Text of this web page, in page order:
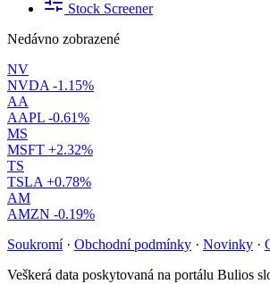
Stock Screener
Nedávno zobrazené
NV
NVDA -1.15%
AA
AAPL -0.61%
MS
MSFT +2.32%
TS
TSLA +0.78%
AM
AMZN -0.19%
Soukromí · Obchodní podmínky · Novinky ·
Veškerá data poskytovaná na portálu Bulios